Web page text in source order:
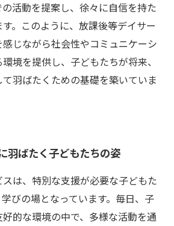
活動を提案し、徐々に自信を持た
。このように、放課後等デイサー
じながら社会性やコミュニケーシ
境を提供し、子どもたちが将来、
羽ばたくための基礎を築いていま
羽ばたく子どもたちの姿
は、特別な支援が必要な子どもた
びの場となっています。毎日、子
的な環境の中で、多様な活動を通